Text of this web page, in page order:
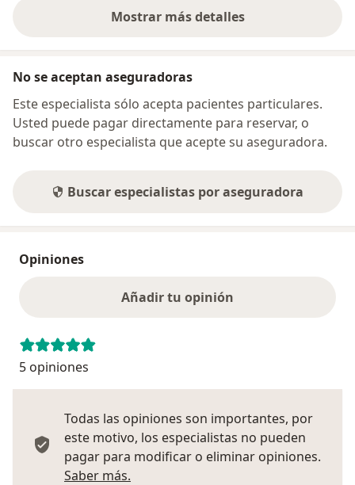
Mostrar más detalles
sobre la dirección
No se aceptan aseguradoras
Este especialista sólo acepta pacientes particulares.
Usted puede pagar directamente para reservar, o
buscar otro especialista que acepte su aseguradora.
Buscar especialistas por aseguradora
Opiniones
Añadir tu opinión
5 opiniones
Todas las opiniones son importantes, por
este motivo, los especialistas no pueden
pagar para modificar o eliminar opiniones.
Saber más.